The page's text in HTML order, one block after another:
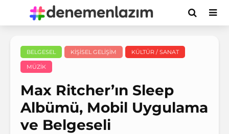
BELGESEL KIŞISEL GELIŞIM KÜLTÜR / SANAT
MÜZIK
Max Ritcher’ın Sleep
Albümü, Mobil Uygulama
ve Belgeseli